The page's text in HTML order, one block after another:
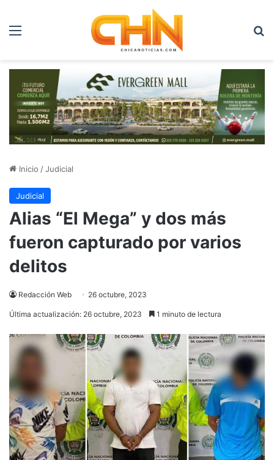
Menú
Inicio /Judicial
Judicial
Alias “El Mega” y dos más
fueron capturado por varios
delitos
Redacción Web 26 octubre, 2023
Última actualización: 26 octubre, 2023 1 minuto de lectura